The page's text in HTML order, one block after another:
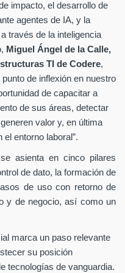
impacto, el desarrollo de
agentes de IA, y la
través de la inteligencia
Miguel Ángel de la Calle,
TI de Codere,
de inflexión en nuestro
de capacitar a
de sus áreas, detectar
valor y, en última
entorno laboral”.
asienta en cinco pilares
de dato, la formación de
de uso con retorno de
y de negocio, así como un
marca un paso relevante
su posición
tecnologías de vanguardia.